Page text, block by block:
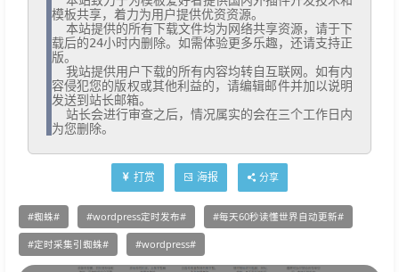
模板共享，着力为用户提供优资资源。
载后的24小时内删除。如需体验更多乐趣，还请支持正
版。
容侵犯您的版权或其他利益的，请编辑邮件并加以说明
发送到站长邮箱。
为您删除。
打赏 海报 分享
蜘蛛 wordpress定时发布 每天60秒读懂世界自动更新
定时采集引蜘蛛 wordpress